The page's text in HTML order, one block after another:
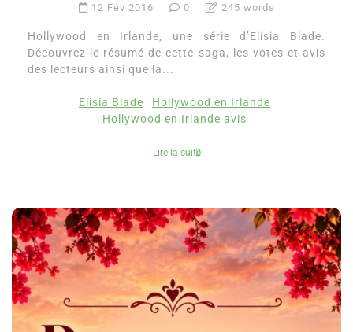
12 Fév 2016 0 245 words
Hollywood en Irlande, une série d’Elisia Blade.
Découvrez le résumé de cette saga, les votes et avis
des lecteurs ainsi que la...
Elisia Blade
Hollywood en Irlande
Hollywood en Irlande avis
Lire la suite